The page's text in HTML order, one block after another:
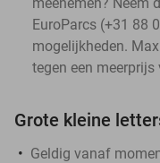
EuroParcs (+31 88
mogelijkheden.
tegen een meerprijs
Grote kleine
Geldig vanaf